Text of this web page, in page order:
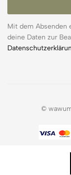
Mit dem Absenden
deine Daten zur
©